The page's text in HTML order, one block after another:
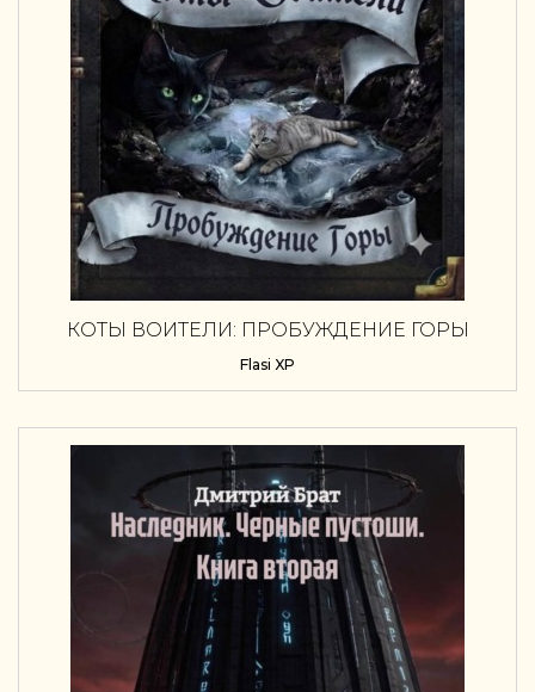
КОТЫ ВОИТЕЛИ: ПРОБУЖДЕНИЕ ГОРЫ
Flasi XP